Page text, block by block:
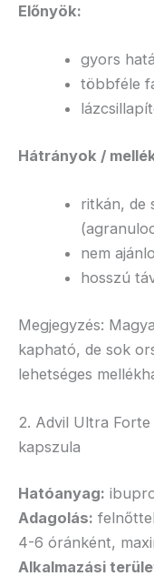
Előnyök:
gyors
többféle
Hátrányok /
ritkán, de
nem
hosszú
Megjegyzés:
kapható, de sok
lehetséges
2. Advil Ultra
kapszula
Hatóanyag:
Adagolás:
4-6 óránként,
Alkalmazási